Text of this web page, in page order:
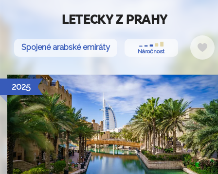
LETECKY Z PRAHY
Spojené arabské emiráty Náročnost
Do
2025